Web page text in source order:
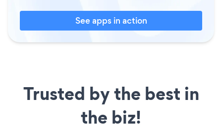
See apps in action
Trusted by the best in
the biz!